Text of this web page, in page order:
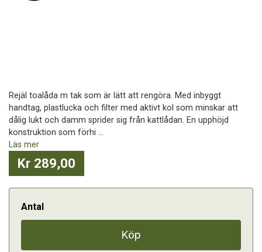
Rejäl toalåda m tak som är lätt att rengöra. Med inbyggt
handtag, plastlucka och filter med aktivt kol som minskar att
dålig lukt och damm sprider sig från kattlådan. En upphöjd
konstruktion som förhi ...
Läs mer
Kr 289,00
Antal
Köp